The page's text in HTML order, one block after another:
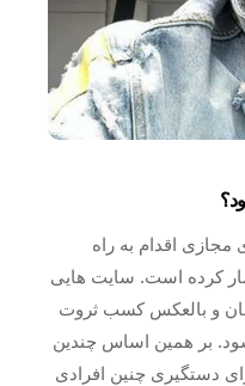
مجازی اقدام به راه
کرده است. سایت‌ هایی
و بالعکس کسب ثروت‌
بر همین اساس چندین
دستگیری چنین افرادی